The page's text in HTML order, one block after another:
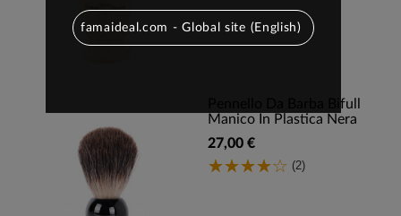
Pennello Da Barba Bifull
Manico In Plastica Nera
27,00 €
(2)
famaideal.com - Global site (English)